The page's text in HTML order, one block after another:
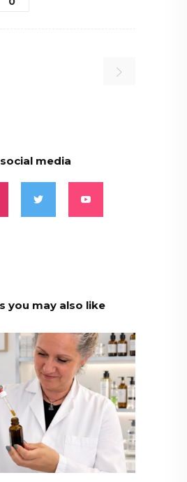
media
you may also like